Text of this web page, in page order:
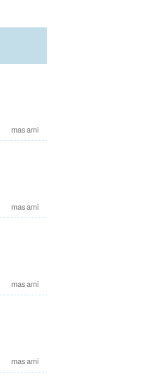
masami
masami
masami
masami